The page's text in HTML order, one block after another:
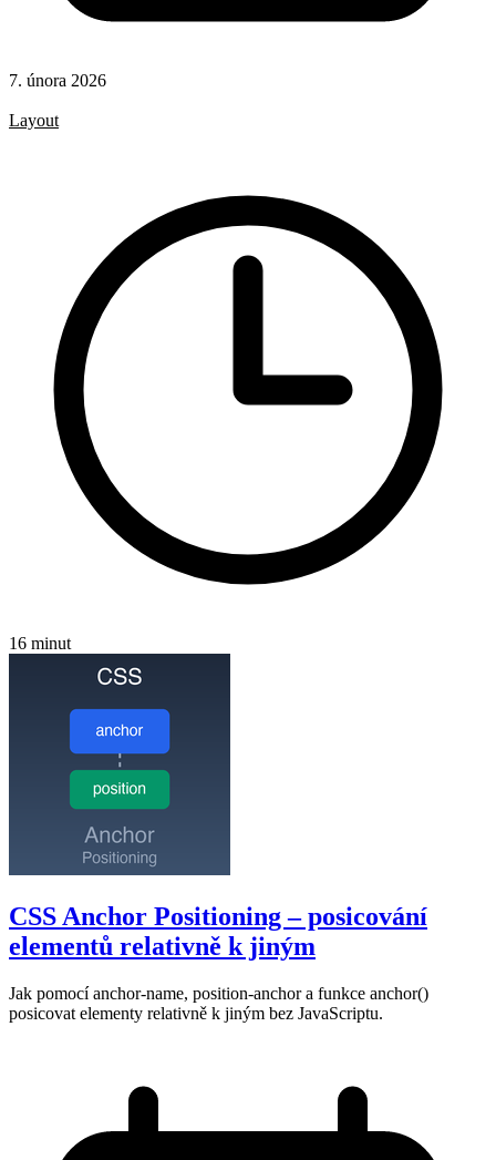
7. února 2026
Layout
16 minut
CSS Anchor Positioning – posicování
elementů relativně k jiným
Jak pomocí anchor-name, position-anchor a funkce anchor()
posicovat elementy relativně k jiným bez JavaScriptu.